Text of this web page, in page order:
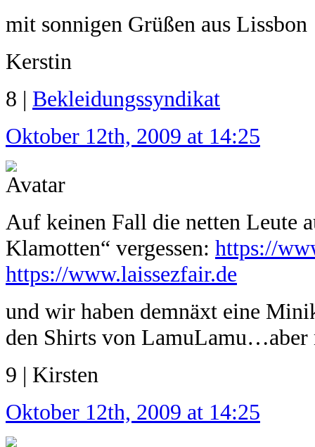
mit sonnigen Grüßen aus Lissbon
Kerstin
8 | Bekleidungssyndikat
Oktober 12th, 2009 at 14:25
Auf keinen Fall die netten Leute
Klamotten“ vergessen: https://
https://www.laissezfair.de
und wir haben demnäxt eine
den Shirts von LamuLamu…aber
9 | Kirsten
Oktober 12th, 2009 at 14:25